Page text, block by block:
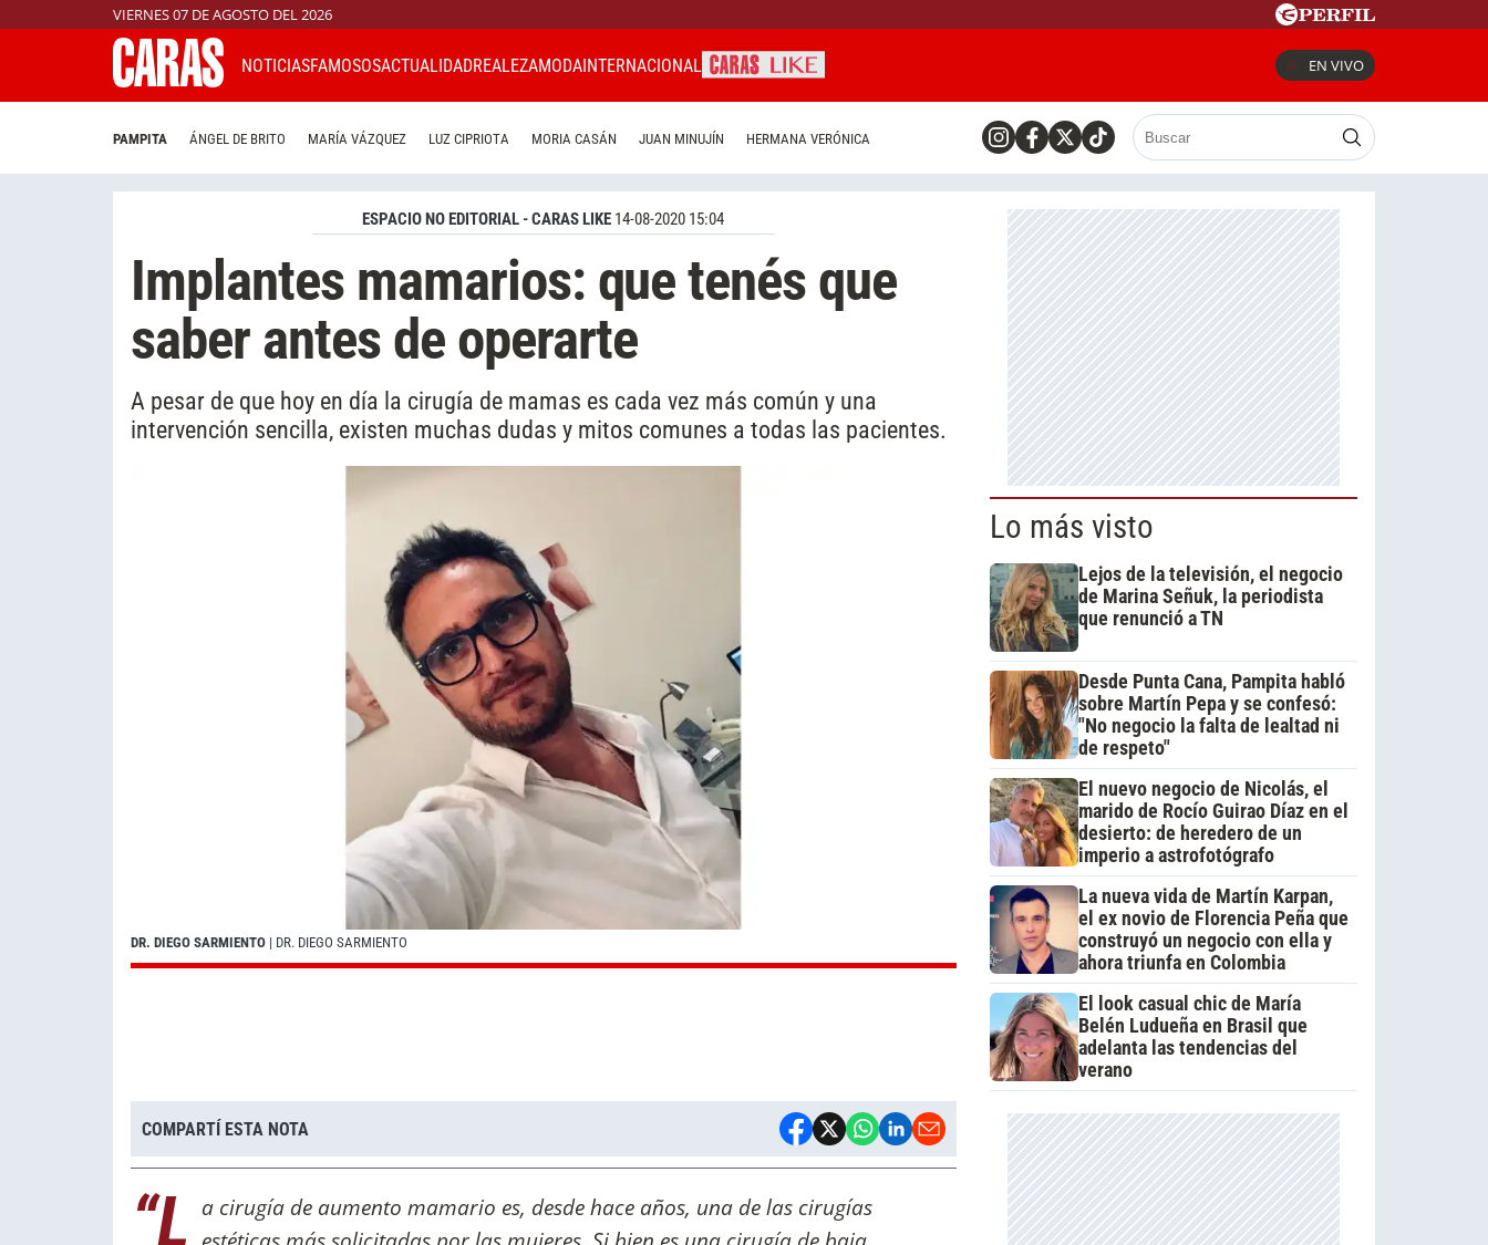
VIERNES 07 DE AGOSTO DEL 2026
NOTICIASFAMOSOSACTUALIDADREALEZAMODAINTERNACIONAL EN VIVO
PAMPITA ÁNGEL DE BRITO MARÍA VÁZQUEZ LUZ CIPRIOTA MORIA CASÁN JUAN MINUJÍN HERMANA VERÓNICA
ESPACIO NO EDITORIAL - CARAS LIKE 14-08-2020 15:04
Implantes mamarios: que tenés que
saber antes de operarte
A pesar de que hoy en día la cirugía de mamas es cada vez más común y una
intervención sencilla, existen muchas dudas y mitos comunes a todas las pacientes.
DR. DIEGO SARMIENTO | DR. DIEGO SARMIENTO
COMPARTÍ ESTA NOTA
“L a cirugía de aumento mamario es, desde hace años, una de las cirugías
Lo más visto
Lejos de la televisión, el negocio
de Marina Señuk, la periodista
que renunció a TN
Desde Punta Cana, Pampita habló
sobre Martín Pepa y se confesó:
"No negocio la falta de lealtad ni
de respeto"
El nuevo negocio de Nicolás, el
marido de Rocío Guirao Díaz en el
desierto: de heredero de un
imperio a astrofotógrafo
La nueva vida de Martín Karpan,
el ex novio de Florencia Peña que
construyó un negocio con ella y
ahora triunfa en Colombia
El look casual chic de María
Belén Ludueña en Brasil que
adelanta las tendencias del
verano